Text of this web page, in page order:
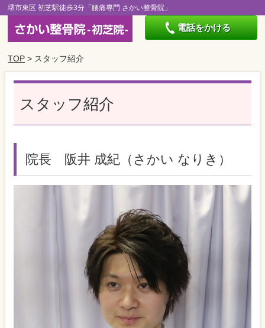
堺市東区 初芝駅徒歩3分「腰痛専門 さかい整骨院」
電話をかける
TOP > スタッフ紹介
スタッフ紹介
院長 阪井 成紀（さかい なりき）